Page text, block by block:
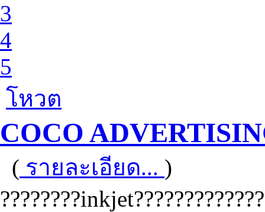
3
4
5
โหวต
COCO
( รายละเอียด... )